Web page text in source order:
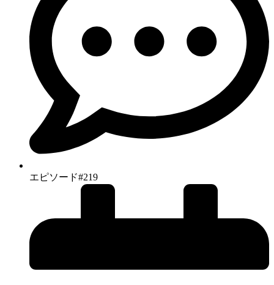
エピソード#219